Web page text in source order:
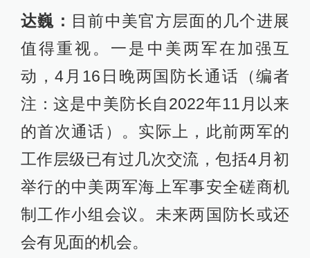
达巍： 目前中美官方层面的几个进展
值得重视。一是中美两军在加强互
动，4月16日晚两国防长通话（编者
注：这是中美防长自2022年11月以来
的首次通话）。实际上，此前两军的
工作层级已有过几次交流，包括4月初
举行的中美两军海上军事安全磋商机
制工作小组会议。未来两国防长或还
会有见面的机会。